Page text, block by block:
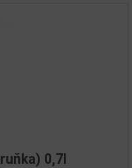
0,7l